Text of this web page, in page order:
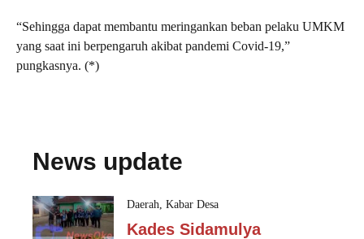
“Sehingga dapat membantu meringankan beban pelaku UMKM
yang saat ini berpengaruh akibat pandemi Covid-19,”
pungkasnya. (*)
News update
Daerah, Kabar Desa
Kades Sidamulya